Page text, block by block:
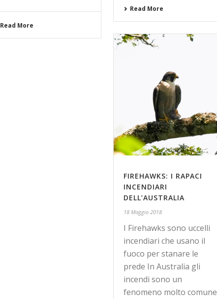
Read More
Read More
FIREHAWKS: I RAPACI
INCENDIARI
DELL’AUSTRALIA
18 Maggio 2018
I Firehawks sono uccelli
incendiari che usano il
fuoco per stanare le
prede In Australia gli
incendi sono un
fenomeno molto comune